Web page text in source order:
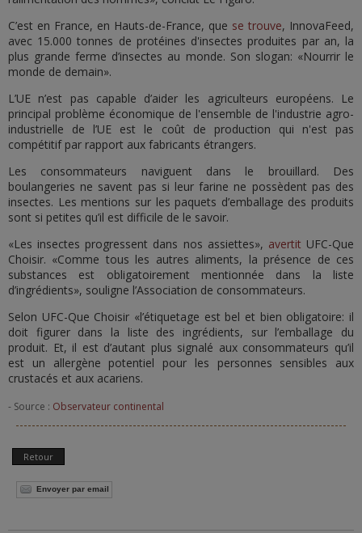
C’est en France, en Hauts-de-France, que se trouve, InnovaFeed,
avec 15.000 tonnes de protéines d'insectes produites par an, la
plus grande ferme d’insectes au monde. Son slogan: «Nourrir le
monde de demain».
L’UE n’est pas capable d’aider les agriculteurs européens. Le
principal problème économique de l'ensemble de l'industrie agro-
industrielle de l’UE est le coût de production qui n'est pas
compétitif par rapport aux fabricants étrangers.
Les consommateurs naviguent dans le brouillard. Des
boulangeries ne savent pas si leur farine ne possèdent pas des
insectes. Les mentions sur les paquets d’emballage des produits
sont si petites qu’il est difficile de le savoir.
«Les insectes progressent dans nos assiettes», avertit UFC-Que
Choisir. «Comme tous les autres aliments, la présence de ces
substances est obligatoirement mentionnée dans la liste
d’ingrédients», souligne l’Association de consommateurs.
Selon UFC-Que Choisir «l’étiquetage est bel et bien obligatoire: il
doit figurer dans la liste des ingrédients, sur l’emballage du
produit. Et, il est d’autant plus signalé aux consommateurs qu’il
est un allergène potentiel pour les personnes sensibles aux
crustacés et aux acariens.
- Source : Observateur continental
Retour
Envoyer par email